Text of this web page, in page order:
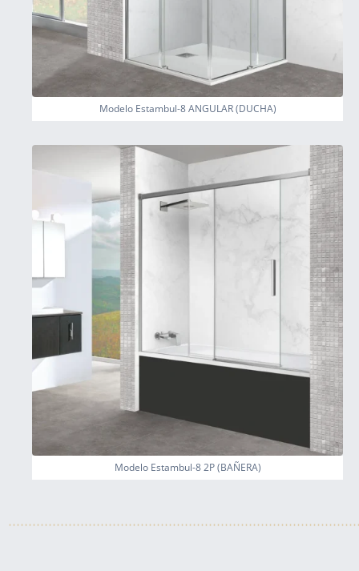
Modelo Estambul-8 ANGULAR (DUCHA)
Modelo Estambul-8 2P (BAÑERA)